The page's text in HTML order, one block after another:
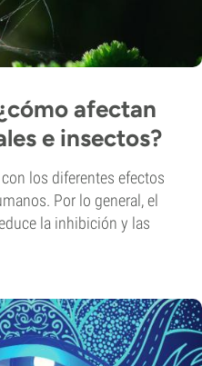
afectan
e insectos?
los diferentes efectos
Por lo general, el
la inhibición y las